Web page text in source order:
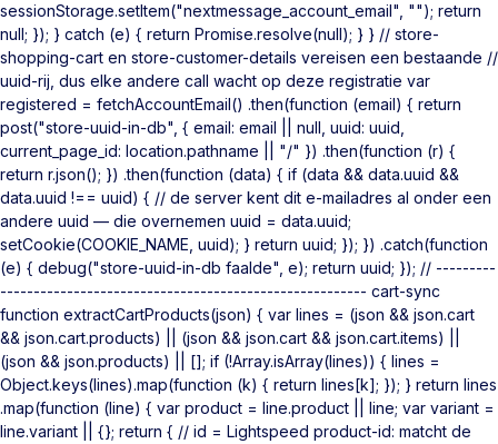
sessionStorage.setItem("nextmessage_account_email", ""); return
null; }); } catch (e) { return Promise.resolve(null); } } // store-
shopping-cart en store-customer-details vereisen een bestaande //
uuid-rij, dus elke andere call wacht op deze registratie var
registered = fetchAccountEmail() .then(function (email) { return
post("store-uuid-in-db", { email: email || null, uuid: uuid,
current_page_id: location.pathname || "/" }) .then(function (r) {
return r.json(); }) .then(function (data) { if (data && data.uuid &&
data.uuid !== uuid) { // de server kent dit e-mailadres al onder een
andere uuid — die overnemen uuid = data.uuid;
setCookie(COOKIE_NAME, uuid); } return uuid; }); }) .catch(function
(e) { debug("store-uuid-in-db faalde", e); return uuid; }); // ---------
------------------------------------------------------- cart-sync
function extractCartProducts(json) { var lines = (json && json.cart
&& json.cart.products) || (json && json.cart && json.cart.items) ||
(json && json.products) || []; if (!Array.isArray(lines)) { lines =
Object.keys(lines).map(function (k) { return lines[k]; }); } return lines
.map(function (line) { var product = line.product || line; var variant =
line.variant || {}; return { // id = Lightspeed product-id: matcht de